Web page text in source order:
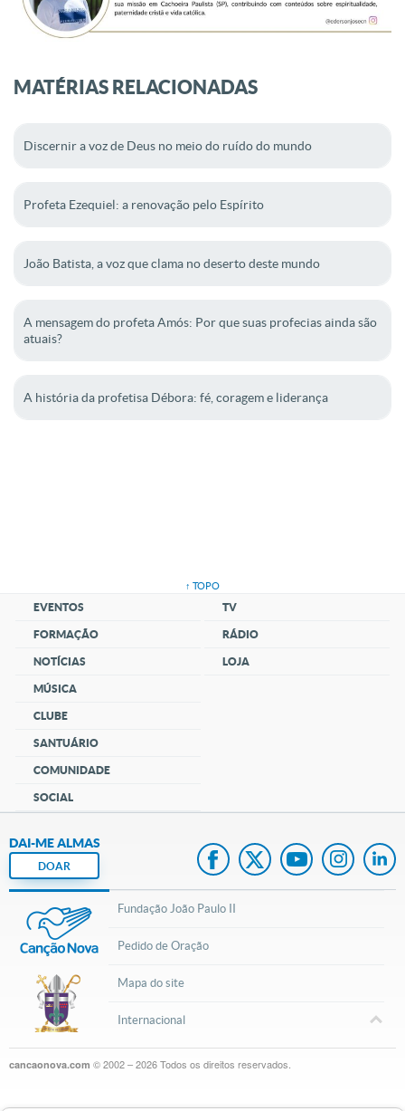
MATÉRIAS RELACIONADAS
Discernir a voz de Deus no meio do ruído do mundo
Profeta Ezequiel: a renovação pelo Espírito
João Batista, a voz que clama no deserto deste mundo
A mensagem do profeta Amós: Por que suas profecias ainda são
atuais?
A história da profetisa Débora: fé, coragem e liderança
↑ TOPO
EVENTOS
FORMAÇÃO
NOTÍCIAS
MÚSICA
CLUBE
SANTUÁRIO
COMUNIDADE
SOCIAL
TV
RÁDIO
LOJA
DAI-ME ALMAS
DOAR
Fundação João Paulo II
Pedido de Oração
Mapa do site
Internacional
cancaonova.com © 2002 – 2026Todos os direitos reservados.